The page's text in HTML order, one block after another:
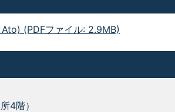
(PDFファイル: 2.9MB)
4階）